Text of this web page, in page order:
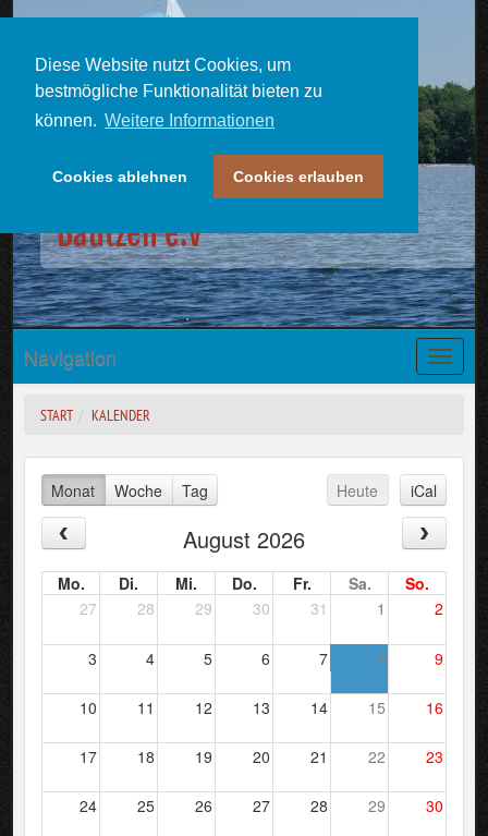
Diese Website nutzt Cookies, um
bestmögliche Funktionalität bieten zu
können. Weitere Informationen
Cookies ablehnen Cookies erlauben
Kalender | Seesportclub
Bautzen e.V
Toggle
Navigation
START KALENDER
Monat Woche Tag iCal
Heute
August 2026
Mo. Di. Mi. Do. Fr. Sa.
So.
27
28 29 30 31 1 2
3 4 5 6 7 8 9
10 11 12 13 14 15 16
17 18 19 20 21 22 23
24 25 26 27 28 29 30